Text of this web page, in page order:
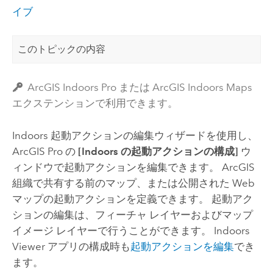
イブ
このトピックの内容
ArcGIS Indoors Pro または ArcGIS Indoors Maps
エクステンションで利用できます。
Indoors 起動アクションの編集ウィザードを使用し、
ArcGIS Proの [Indoors の起動アクションの構成] ウ
ィンドウで起動アクションを編集できます。 ArcGIS
組織で共有する前のマップ、または公開された Web
マップの起動アクションを定義できます。 起動アク
ションの編集は、フィーチャ レイヤーおよびマップ
イメージ レイヤーで行うことができます。 Indoors
Viewerアプリの構成時も起動アクションを編集でき
ます。